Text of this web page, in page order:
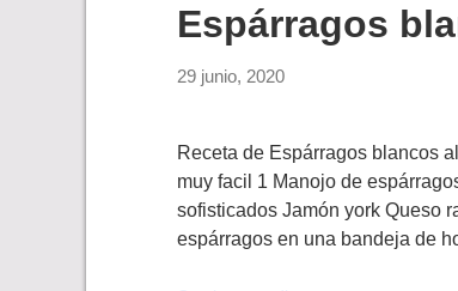
Espárragos
29 junio, 2020
Receta de Espárragos blancos
muy facil 1 Manojo de
sofisticados Jamón york Queso
espárragos en una bandeja de